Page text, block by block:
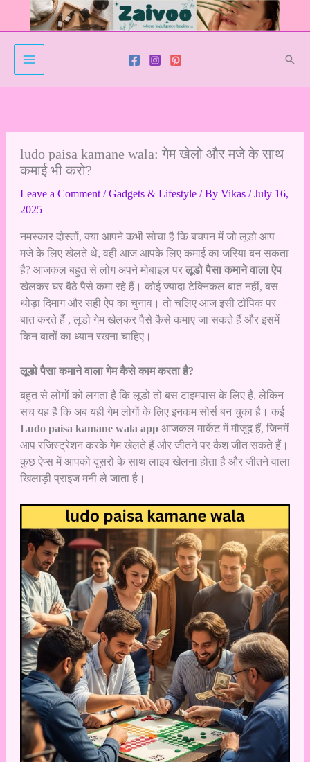
ludo paisa kamane wala: गेम खेलो और मजे के साथ
कमाई भी करो?
Leave a Comment /Gadgets & Lifestyle/ By Vikas /July 16,
2025
नमस्कार दोस्तों, क्या आपने कभी सोचा है कि बचपन में जो लूडो आप
मजे के लिए खेलते थे, वही आज आपके लिए कमाई का जरिया बन सकता
है? आजकल बहुत से लोग अपने मोबाइल पर लूडो पैसा कमाने वाला ऐप
खेलकर घर बैठे पैसे कमा रहे हैं। कोई ज्यादा टेक्निकल बात नहीं, बस
थोड़ा दिमाग और सही ऐप का चुनाव। तो चलिए आज इसी टॉपिक पर
बात करते हैं , लूडो गेम खेलकर पैसे कैसे कमाए जा सकते हैं और इसमें
किन बातों का ध्यान रखना चाहिए।
लूडो पैसा कमाने वाला गेम कैसे काम करता है?
बहुत से लोगों को लगता है कि लूडो तो बस टाइमपास के लिए है, लेकिन
सच यह है कि अब यही गेम लोगों के लिए इनकम सोर्स बन चुका है। कई
Ludo paisa kamane wala appआजकल मार्केट में मौजूद हैं, जिनमें
आप रजिस्ट्रेशन करके गेम खेलते हैं और जीतने पर कैश जीत सकते हैं।
कुछ ऐप्स में आपको दूसरों के साथ लाइव खेलना होता है और जीतने वाला
खिलाड़ी प्राइज मनी ले जाता है।